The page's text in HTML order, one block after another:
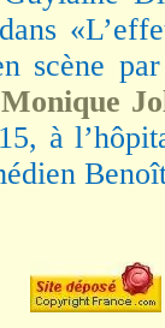
scène
Monique
à